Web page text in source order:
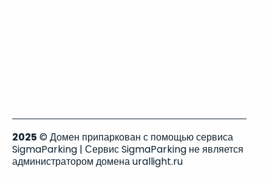
2025 © Домен припаркован с помощью сервиса
SigmaParking | Сервис SigmaParking не является
администратором домена urallight.ru